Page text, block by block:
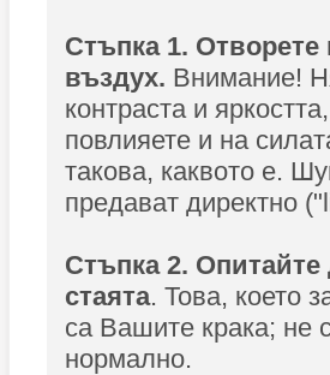
Стъпка 1.
въздух. Внимание!
контраста и
повлияете и на
такова, каквото е.
предават директно
Стъпка 2. Опитайте
стаята. Това, което
са Вашите крака; не
нормално.